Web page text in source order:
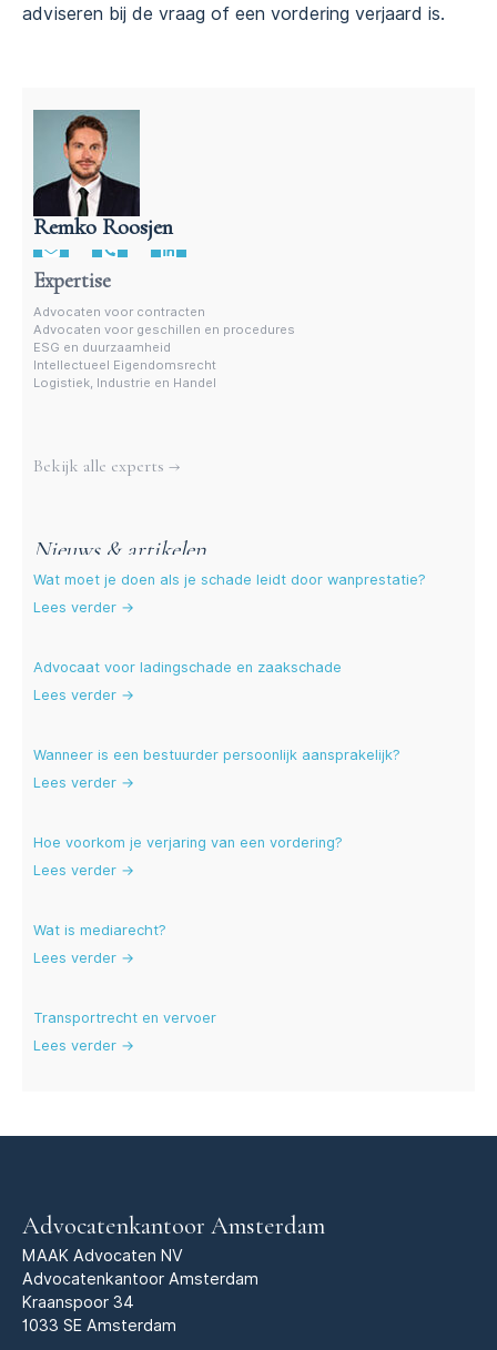
adviseren bij de vraag of een vordering verjaard is.
Remko Roosjen
Advocaat contractenrecht
Expertise
Advocaten voor contracten
Advocaten voor geschillen en procedures
ESG en duurzaamheid
Intellectueel Eigendomsrecht
Logistiek, Industrie en Handel
Meer experts
Bekijk alle experts →
Nieuws & artikelen
Wat moet je doen als je schade leidt door wanprestatie?
Lees verder →
Advocaat voor ladingschade en zaakschade
Lees verder →
Wanneer is een bestuurder persoonlijk aansprakelijk?
Lees verder →
Hoe voorkom je verjaring van een vordering?
Lees verder →
Wat is mediarecht?
Lees verder →
Transportrecht en vervoer
Lees verder →
Advocatenkantoor Amsterdam
MAAK Advocaten NV
Advocatenkantoor Amsterdam
Kraanspoor 34
1033 SE Amsterdam